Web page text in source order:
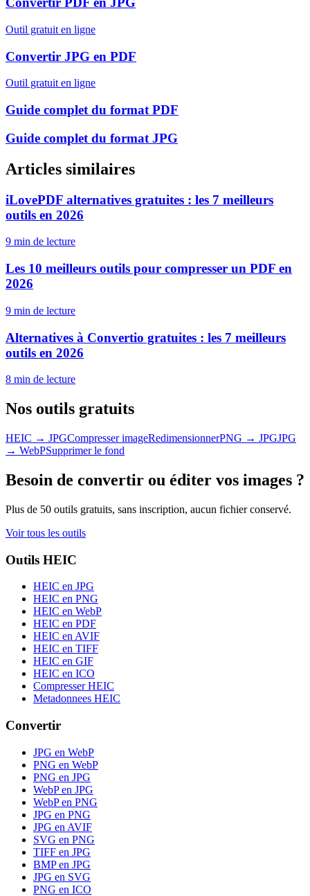
Outil gratuit en ligne
Convertir JPG en PDF
Outil gratuit en ligne
Guide complet du format PDF
Guide complet du format JPG
Articles similaires
iLovePDF alternatives gratuites : les 7 meilleurs
outils en 2026
9 min de lecture
Les 10 meilleurs outils pour compresser un PDF en
2026
9 min de lecture
Alternatives à Convertio gratuites : les 7 meilleurs
outils en 2026
8 min de lecture
Nos outils gratuits
HEIC → JPGCompresser imageRedimensionnerPNG → JPGJPG
→ WebPSupprimer le fond
Besoin de convertir ou éditer vos images ?
Plus de 50 outils gratuits, sans inscription, aucun fichier conservé.
Voir tous les outils
Outils HEIC
HEIC en JPG
HEIC en PNG
HEIC en WebP
HEIC en PDF
HEIC en AVIF
HEIC en TIFF
HEIC en GIF
HEIC en ICO
Compresser HEIC
Metadonnees HEIC
Convertir
JPG en WebP
PNG en WebP
PNG en JPG
WebP en JPG
WebP en PNG
JPG en PNG
JPG en AVIF
SVG en PNG
TIFF en JPG
BMP en JPG
JPG en SVG
PNG en ICO